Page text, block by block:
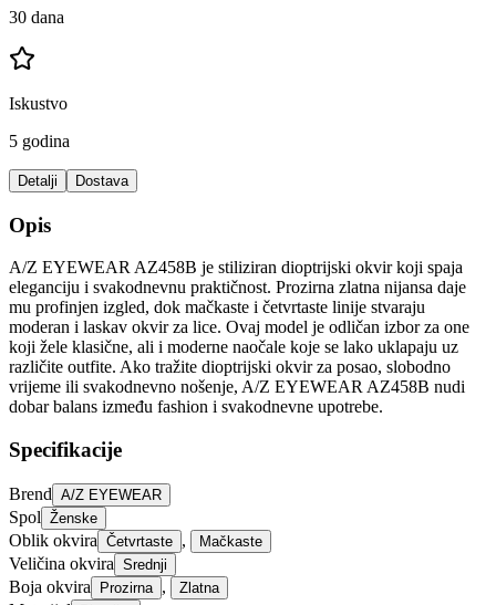
30 dana
Iskustvo
5 godina
Detalji Dostava
Opis
A/Z EYEWEAR AZ458B je stiliziran dioptrijski okvir koji spaja
eleganciju i svakodnevnu praktičnost. Prozirna zlatna nijansa daje
mu profinjen izgled, dok mačkaste i četvrtaste linije stvaraju
moderan i laskav okvir za lice. Ovaj model je odličan izbor za one
koji žele klasične, ali i moderne naočale koje se lako uklapaju uz
različite outfite. Ako tražite dioptrijski okvir za posao, slobodno
vrijeme ili svakodnevno nošenje, A/Z EYEWEAR AZ458B nudi
dobar balans između fashion i svakodnevne upotrebe.
Specifikacije
Brend A/Z EYEWEAR
Spol Ženske
Oblik okvira Četvrtaste , Mačkaste
Veličina okvira Srednji
Boja okvira Prozirna , Zlatna